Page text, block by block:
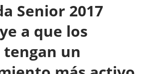
Senior 2017
a que los
un